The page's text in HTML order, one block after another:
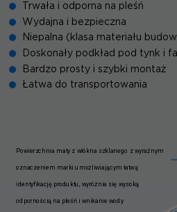
Trwała i odporna na pleśń
Wydajna i bezpieczna
Niepalna (klasa materiału
Doskonały podkład pod tynk i
Bardzo prosty i szybki montaż
Łatwa do transportowania
Powierzchnia maty z włókna szklanego z wyraźnym
oznaczeniem marki umożliwiającym łatwą
identyfikację produktu, wyróżnia się wysoką
odpornością na pleśń i wnikanie wody